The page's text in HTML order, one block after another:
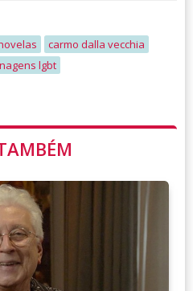
carmo dalla vecchia
lgbt